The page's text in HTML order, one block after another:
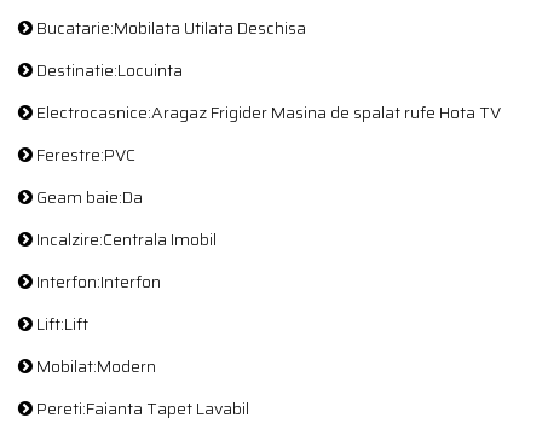
Bucatarie:Mobilata Utilata Deschisa
Destinatie:Locuinta
Electrocasnice:Aragaz Frigider Masina de spalat rufe Hota TV
Ferestre:PVC
Geam baie:Da
Incalzire:Centrala Imobil
Interfon:Interfon
Lift:Lift
Mobilat:Modern
Pereti:Faianta Tapet Lavabil